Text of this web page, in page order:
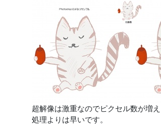
超解像は激重なのでピクセル数が増
処理よりは早いです。